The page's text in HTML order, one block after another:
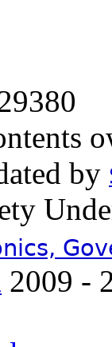
by
2009 -